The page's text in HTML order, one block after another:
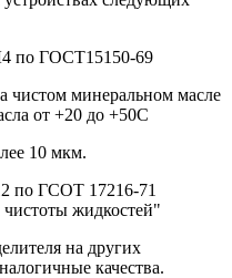
по ГОСТ15150-69
чистом минеральном масле
от +20 до +50С
10 мкм.
по ГСОТ 17216-71
жидкостей"
на других
качества.